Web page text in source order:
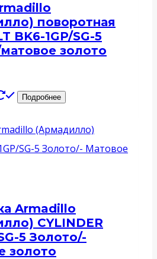
поворотная
BK6-1GP/SG-5
золото
Подробнее
Armadillo
CYLINDER
5 Золото/-
золото